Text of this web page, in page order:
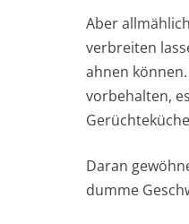
Aber
verbreiten
ahnen
vorbehalten,
Daran
dumme